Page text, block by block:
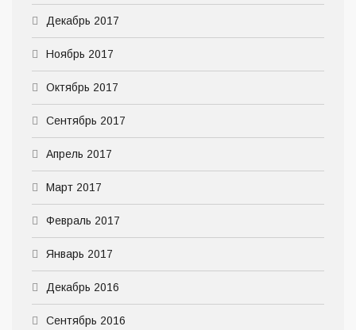
Декабрь 2017
Ноябрь 2017
Октябрь 2017
Сентябрь 2017
Апрель 2017
Март 2017
Февраль 2017
Январь 2017
Декабрь 2016
Сентябрь 2016